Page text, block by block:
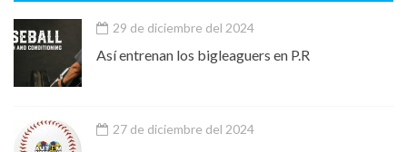
29 de diciembre del 2024
Así entrenan los bigleaguers en P.R
27 de diciembre del 2024